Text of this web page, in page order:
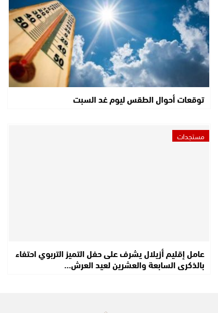
توقعات أحوال الطقس ليوم غد السبت
مستجدات
عامل إقليم أزيلال يشرف على حفل التميز التربوي احتفاء
بالذكرى السابعة والعشرين لعيد العرش…